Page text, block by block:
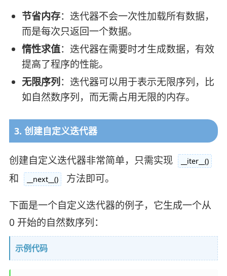
节省内存：迭代器不会一次性加载所有数据，
而是每次只返回一个数据。
惰性求值：迭代器在需要时才生成数据，有效
提高了程序的性能。
无限序列：迭代器可以用于表示无限序列，比
如自然数序列，而无需占用无限的内存。
3. 创建自定义迭代器
创建自定义迭代器非常简单，只需实现 __iter__()
和 __next__() 方法即可。
下面是一个自定义迭代器的例子，它生成一个从
0 开始的自然数序列：
示例代码